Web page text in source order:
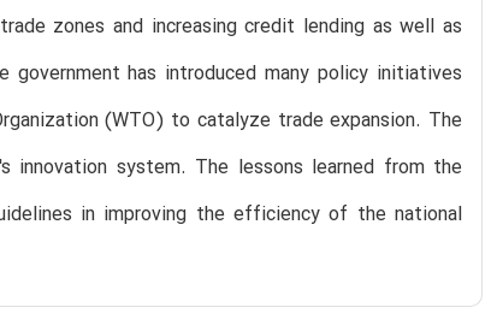
zones and increasing credit lending as well as
has introduced many policy initiatives
(WTO) to catalyze trade expansion. The
innovation system. The lessons learned from the
in improving the efficiency of the national